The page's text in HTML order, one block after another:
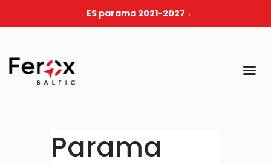
→ ES parama 2021-2027 ←
Parama